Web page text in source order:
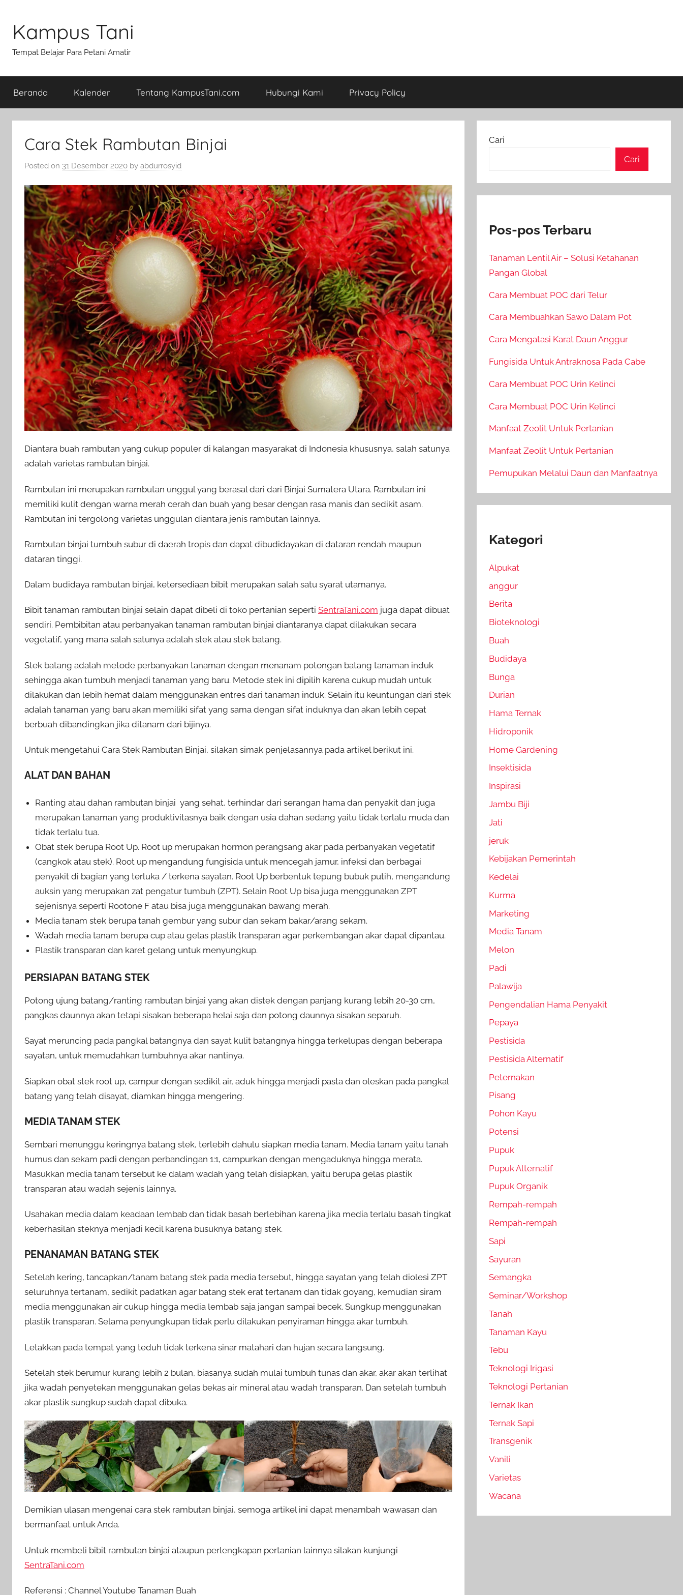
content
Kampus Tani
Tempat Belajar Para Petani Amatir
Beranda Kalender Tentang KampusTani.com Hubungi Kami Privacy Policy
Cara Stek Rambutan Binjai
Posted on 31 Desember 2020 by abdurrosyid
Diantara buah rambutan yang cukup populer di kalangan masyarakat di Indonesia khususnya, salah satunya
adalah varietas rambutan binjai.
Rambutan ini merupakan rambutan unggul yang berasal dari dari Binjai Sumatera Utara. Rambutan ini
memiliki kulit dengan warna merah cerah dan buah yang besar dengan rasa manis dan sedikit asam.
Rambutan ini tergolong varietas unggulan diantara jenis rambutan lainnya.
Rambutan binjai tumbuh subur di daerah tropis dan dapat dibudidayakan di dataran rendah maupun
dataran tinggi.
Dalam budidaya rambutan binjai, ketersediaan bibit merupakan salah satu syarat utamanya.
Bibit tanaman rambutan binjai selain dapat dibeli di toko pertanian seperti SentraTani.com juga dapat dibuat
sendiri. Pembibitan atau perbanyakan tanaman rambutan binjai diantaranya dapat dilakukan secara
vegetatif, yang mana salah satunya adalah stek atau stek batang.
Stek batang adalah metode perbanyakan tanaman dengan menanam potongan batang tanaman induk
sehingga akan tumbuh menjadi tanaman yang baru. Metode stek ini dipilih karena cukup mudah untuk
dilakukan dan lebih hemat dalam menggunakan entres dari tanaman induk. Selain itu keuntungan dari stek
adalah tanaman yang baru akan memiliki sifat yang sama dengan sifat induknya dan akan lebih cepat
berbuah dibandingkan jika ditanam dari bijinya.
Untuk mengetahui Cara Stek Rambutan Binjai, silakan simak penjelasannya pada artikel berikut ini.
ALAT DAN BAHAN
Ranting atau dahan rambutan binjai yang sehat, terhindar dari serangan hama dan penyakit dan juga
merupakan tanaman yang produktivitasnya baik dengan usia dahan sedang yaitu tidak terlalu muda dan
tidak terlalu tua.
Obat stek berupa Root Up. Root up merupakan hormon perangsang akar pada perbanyakan vegetatif
(cangkok atau stek). Root up mengandung fungisida untuk mencegah jamur, infeksi dan berbagai
penyakit di bagian yang terluka / terkena sayatan. Root Up berbentuk tepung bubuk putih, mengandung
auksin yang merupakan zat pengatur tumbuh (ZPT). Selain Root Up bisa juga menggunakan ZPT
sejenisnya seperti Rootone F atau bisa juga menggunakan bawang merah.
Media tanam stek berupa tanah gembur yang subur dan sekam bakar/arang sekam.
Wadah media tanam berupa cup atau gelas plastik transparan agar perkembangan akar dapat dipantau.
Plastik transparan dan karet gelang untuk menyungkup.
PERSIAPAN BATANG STEK
Potong ujung batang/ranting rambutan binjai yang akan distek dengan panjang kurang lebih 20-30 cm,
pangkas daunnya akan tetapi sisakan beberapa helai saja dan potong daunnya sisakan separuh.
Sayat meruncing pada pangkal batangnya dan sayat kulit batangnya hingga terkelupas dengan beberapa
sayatan, untuk memudahkan tumbuhnya akar nantinya.
Siapkan obat stek root up, campur dengan sedikit air, aduk hingga menjadi pasta dan oleskan pada pangkal
batang yang telah disayat, diamkan hingga mengering.
MEDIA TANAM STEK
Sembari menunggu keringnya batang stek, terlebih dahulu siapkan media tanam. Media tanam yaitu tanah
humus dan sekam padi dengan perbandingan 1:1, campurkan dengan mengaduknya hingga merata.
Masukkan media tanam tersebut ke dalam wadah yang telah disiapkan, yaitu berupa gelas plastik
transparan atau wadah sejenis lainnya.
Usahakan media dalam keadaan lembab dan tidak basah berlebihan karena jika media terlalu basah tingkat
keberhasilan steknya menjadi kecil karena busuknya batang stek.
PENANAMAN BATANG STEK
Setelah kering, tancapkan/tanam batang stek pada media tersebut, hingga sayatan yang telah diolesi ZPT
seluruhnya tertanam, sedikit padatkan agar batang stek erat tertanam dan tidak goyang, kemudian siram
media menggunakan air cukup hingga media lembab saja jangan sampai becek. Sungkup menggunakan
plastik transparan. Selama penyungkupan tidak perlu dilakukan penyiraman hingga akar tumbuh.
Letakkan pada tempat yang teduh tidak terkena sinar matahari dan hujan secara langsung.
Setelah stek berumur kurang lebih 2 bulan, biasanya sudah mulai tumbuh tunas dan akar, akar akan terlihat
jika wadah penyetekan menggunakan gelas bekas air mineral atau wadah transparan. Dan setelah tumbuh
akar plastik sungkup sudah dapat dibuka.
Demikian ulasan mengenai cara stek rambutan binjai, semoga artikel ini dapat menambah wawasan dan
bermanfaat untuk Anda.
Untuk membeli bibit rambutan binjai ataupun perlengkapan pertanian lainnya silakan kunjungi
SentraTani.com
Referensi : Channel Youtube Tanaman Buah
Cari
Cari
Pos-pos Terbaru
Tanaman Lentil Air – Solusi Ketahanan
Pangan Global
Cara Membuat POC dari Telur
Cara Membuahkan Sawo Dalam Pot
Cara Mengatasi Karat Daun Anggur
Fungisida Untuk Antraknosa Pada Cabe
Cara Membuat POC Urin Kelinci
Cara Membuat POC Urin Kelinci
Manfaat Zeolit Untuk Pertanian
Manfaat Zeolit Untuk Pertanian
Pemupukan Melalui Daun dan Manfaatnya
Kategori
Alpukat
anggur
Berita
Bioteknologi
Buah
Budidaya
Bunga
Durian
Hama Ternak
Hidroponik
Home Gardening
Insektisida
Inspirasi
Jambu Biji
Jati
jeruk
Kebijakan Pemerintah
Kedelai
Kurma
Marketing
Media Tanam
Melon
Padi
Palawija
Pengendalian Hama Penyakit
Pepaya
Pestisida
Pestisida Alternatif
Peternakan
Pisang
Pohon Kayu
Potensi
Pupuk
Pupuk Alternatif
Pupuk Organik
Rempah-rempah
Rempah-rempah
Sapi
Sayuran
Semangka
Seminar/Workshop
Tanah
Tanaman Kayu
Tebu
Teknologi Irigasi
Teknologi Pertanian
Ternak Ikan
Ternak Sapi
Transgenik
Vanili
Varietas
Wacana